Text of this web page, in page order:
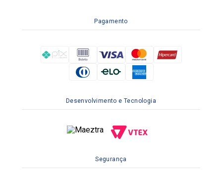
Pagamento
Desenvolvimento e Tecnologia
Segurança